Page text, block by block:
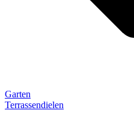
Garten
Terrassendielen